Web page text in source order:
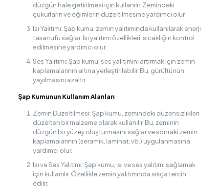
düzgün hale getirilmesi için kullanılır. Zemindeki
çukurların ve eğimlerin düzeltilmesine yardımcı olur.
Isı Yalıtımı: Şap kumu, zemin yalıtımında kullanılarak enerji
tasarrufu sağlar. Isı yalıtımı özellikleri, sıcaklığın kontrol
edilmesine yardımcı olur.
Ses Yalıtımı: Şap kumu, ses yalıtımını artırmak için zemin
kaplamalarının altına yerleştirilebilir. Bu, gürültünün
yayılmasını azaltır.
Şap Kumunun Kullanım Alanları
Zemin Düzeltilmesi: Şap kumu, zemindeki düzensizlikleri
düzelten bir malzeme olarak kullanılır. Bu, zeminin
düzgün bir yüzey oluşturmasını sağlar ve sonraki zemin
kaplamalarının (seramik, laminat, vb.) uygulanmasına
yardımcı olur.
Isı ve Ses Yalıtımı: Şap kumu, ısı ve ses yalıtımı sağlamak
için kullanılır. Özellikle zemin yalıtımında sıkça tercih
edilir.